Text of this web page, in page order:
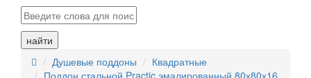
найти
Душевые поддоны
Квадратные
Поддон стальной Practic эмалированный 80х80х16